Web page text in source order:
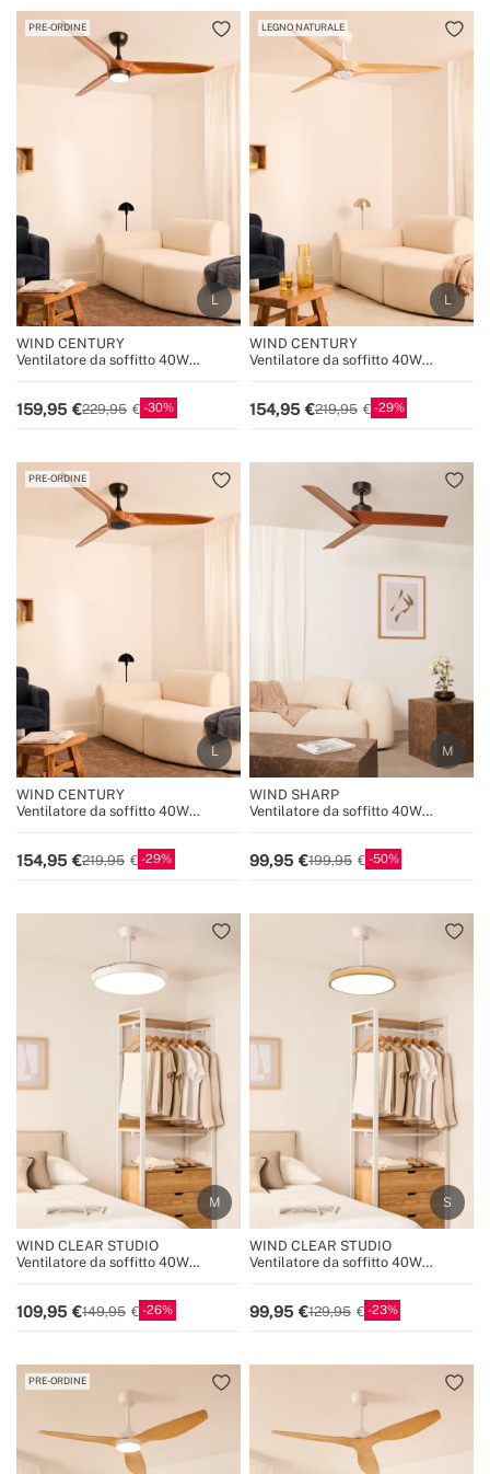
PRE-ORDINE
WIND CENTURY
Ventilatore da soffitto 40W
159,95 229,95 30
LEGNO NATURALE
WIND CENTURY
Ventilatore da soffitto 40W
154,95 219,95 29
PRE-ORDINE
WIND CENTURY
Ventilatore da soffitto 40W
154,95 219,95 29
WIND SHARP
Ventilatore da soffitto 40W
99,95 199,95 50
WIND CLEAR STUDIO
Ventilatore da soffitto 40W
109,95 149,95 26
WIND CLEAR STUDIO
Ventilatore da soffitto 40W
99,95 129,95 23
PRE-ORDINE